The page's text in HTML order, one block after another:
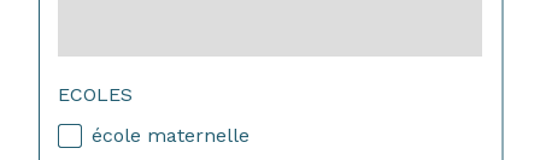
ECOLES
école maternelle